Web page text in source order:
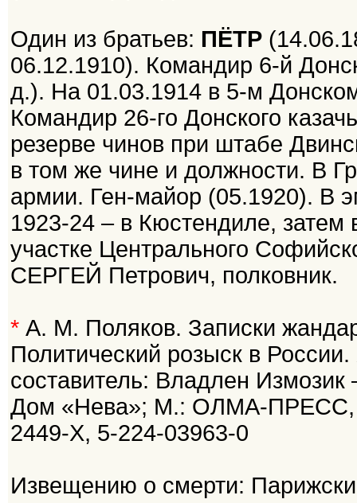
Один из братьев: ПЁТР
06.12.1910). Командир 6-й
д.). На 01.03.1914 в 5-м
Командир 26-го Донского
резерве чинов при штабе
в том же чине и должности. В
армии. Ген-майор (05.1920). В
1923-24 – в Кюстендиле,
участке Центрального
СЕРГЕЙ Петрович, полковник.
*А. М. Поляков. Записки
Политический розыск в
составитель: Владлен
Дом «Нева»; М.: ОЛМА-ПРЕСС,
2449-X, 5-224-03963-0
Извещению о смерти: